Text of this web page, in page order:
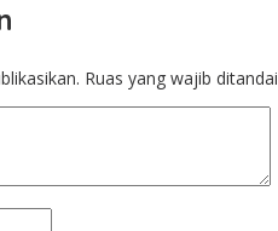
Ruas yang wajib ditandai